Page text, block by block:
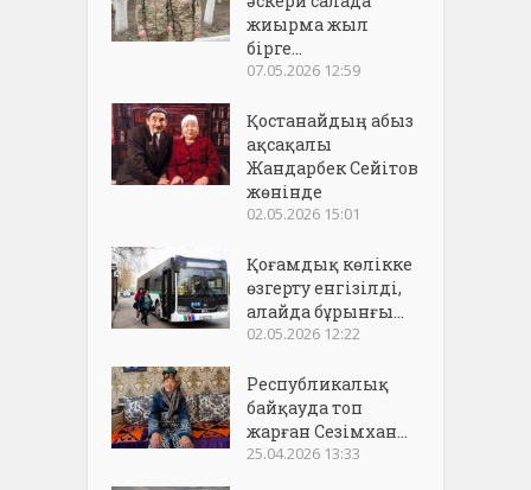
жиырма жыл
бірге...
07.05.2026 12:59
Қостанайдың абыз
ақсақалы
Жандарбек Сейітов
жөнінде
02.05.2026 15:01
Қоғамдық көлікке
өзгерту енгізілді,
алайда бұрынғы...
02.05.2026 12:22
Республикалық
байқауда топ
жарған Сезімхан...
25.04.2026 13:33